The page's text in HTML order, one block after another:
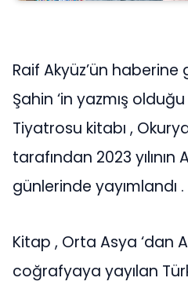
Raif Akyüz’ün haberine
Şahin ‘in yazmış
Tiyatrosu kitabı ,
tarafından 2023 yılının
günlerinde yayımlandı .
Kitap , Orta Asya ‘dan
coğrafyaya yayılan